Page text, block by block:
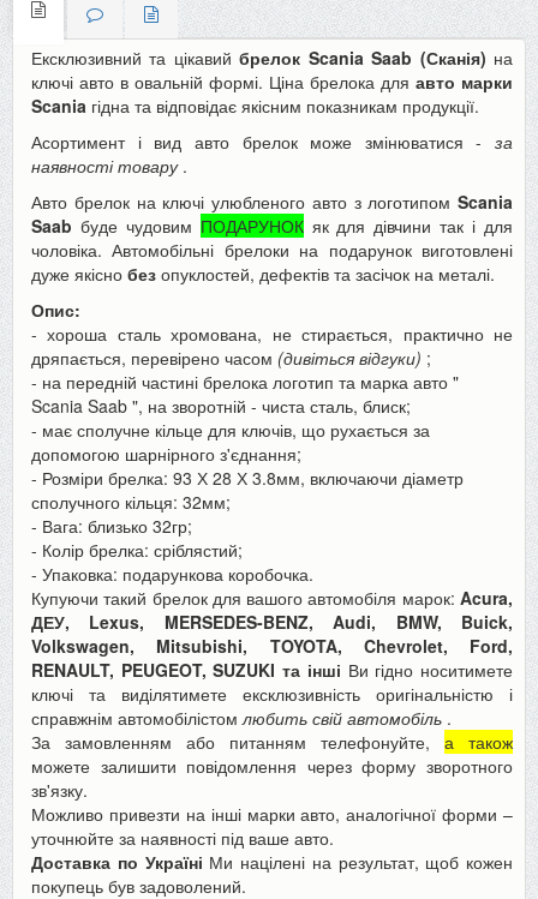
Ексклюзивний та цікавийбрелок Scania Saab (Сканія) на
ключі авто в овальній формі. Ціна брелока для авто марки
Scania гідна та відповідає якісним показникам продукції.
Асортимент і вид авто брелок може змінюватися - за
наявності товару.
Авто брелок на ключі улюбленого авто з логотипом Scania
Saab буде чудовим ПОДАРУНОКяк для дівчини так і для
чоловіка. Автомобільні брелоки на подарунок виготовлені
дуже якісно без опуклостей, дефектів та засічок на металі.
Опис:
- хороша сталь хромована, не стирається, практично не
дряпається, перевірено часом (дивіться відгуки) ;
- на передній частині брелока логотип та марка авто "
Scania Saab ", на зворотній - чиста сталь, блиск;
- має сполучне кільце для ключів, що рухається за
допомогою шарнірного з'єднання;
- Розміри брелка: 93 Х 28 Х 3.8мм, включаючи діаметр
сполучного кільця: 32мм;
- Вага: близько 32гр;
- Колір брелка: сріблястий;
- Упаковка: подарункова коробочка.
Купуючи такий брелок для вашого автомобіля марок: Acura,
ДЕУ, Lexus,
MERSEDES-BENZ, Audi, BMW, Buick,
Volkswagen, Mitsubishi, TOYOTA, Chevrolet, Ford,
RENAULT, PEUGEOT, SUZUKI та інші Ви гідно носитимете
ключі та виділятимете ексклюзивність оригінальністю і
справжнім автомобілістом любить свій автомобіль .
За замовленням або питанням телефонуйте, а також
можете залишити повідомлення через форму зворотного
зв'язку.
Можливо привезти на інші марки авто, аналогічної форми –
уточнюйте за наявності під ваше авто.
Доставка по Україні Ми націлені на результат, щоб кожен
покупець був задоволений.